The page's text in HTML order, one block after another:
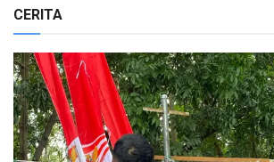
CERITA